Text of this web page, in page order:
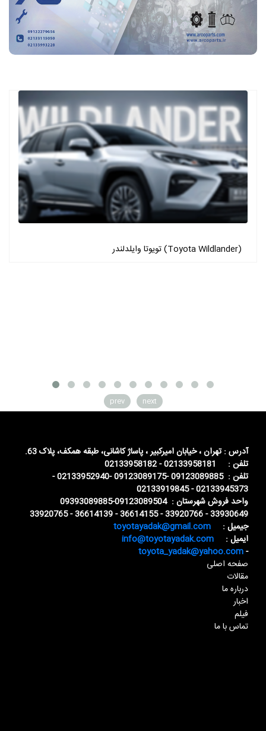
تویوتا وایلدلندر (Toyota Wildlander)
prev next
آدرس : تهران ، خیابان امیرکبیر ، پاساژ کاشانی، طبقه همکف، پلاک 63.
تلفن : 02133958181 - 02133958182
تلفن : 09123089885 -09123089175 -02133952940 -
02133945373 - 02133919845
واحد فروش شهرستان : 09123089504-09393089885
33930649 - 33920766 - 36614155 - 36614139 - 33920765
جیمیل : toyotayadak@gmail.com
ایمیل : info@toyotayadak.com
-
toyota_yadak@yahoo.com
صفحه اصلی
مقالات
درباره ما
اخبار
فیلم
تماس با ما